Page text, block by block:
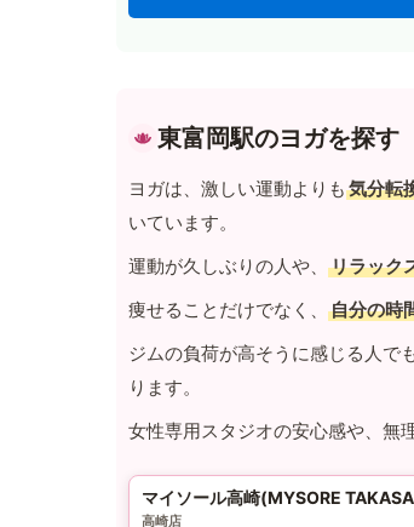
東富岡駅のヨガを探す
ヨガは、激しい運動よりも 気分転
いています。
運動が久しぶりの人や、
リラック
痩せることだけでなく、
自分の時
ジムの負荷が高そうに感じる人で
ります。
女性専用スタジオの安心感や、無
マイソール高崎(MYSORE
高崎店